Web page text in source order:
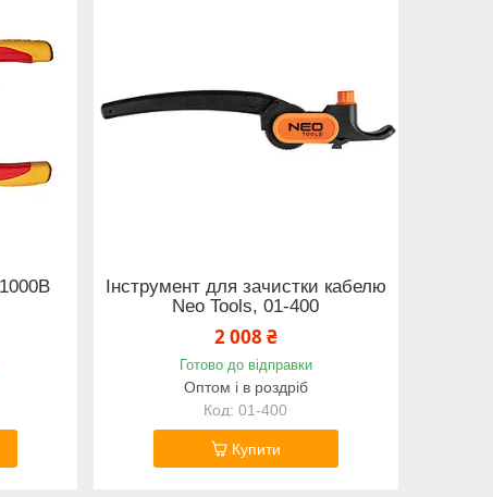
Інструмент для зачистки кабелю
Neo Tools, 01-400
2 008 ₴
Готово до відправки
Оптом і в роздріб
01-400
Купити